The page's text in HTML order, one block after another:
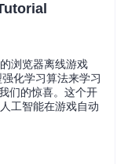
浏览器离线游戏
化学习算法来学习
们的惊喜。这个开
工智能在游戏自动